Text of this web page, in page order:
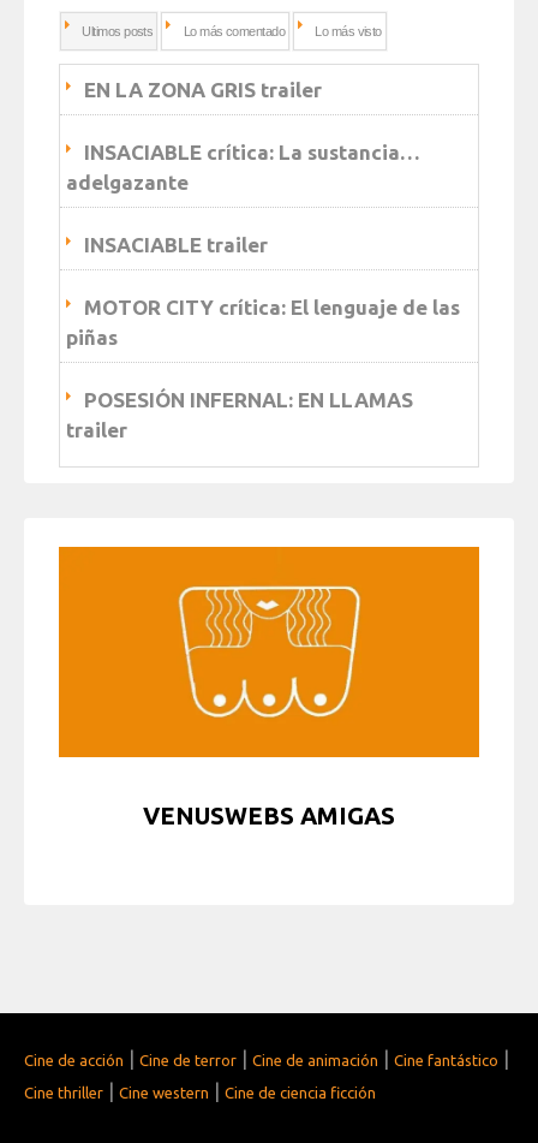
Ultimos posts Lo más comentado Lo más visto
EN LA ZONA GRIS trailer
INSACIABLE crítica: La sustancia…
adelgazante
INSACIABLE trailer
MOTOR CITY crítica: El lenguaje de las
piñas
POSESIÓN INFERNAL: EN LLAMAS
trailer
VENUSWEBS AMIGAS
Cine de acción | Cine de terror | Cine de animación | Cine fantástico |
Cine thriller | Cine western | Cine de ciencia ficción